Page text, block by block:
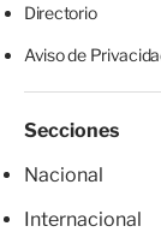
Directorio
Aviso de
Secciones
Nacional
Internacional